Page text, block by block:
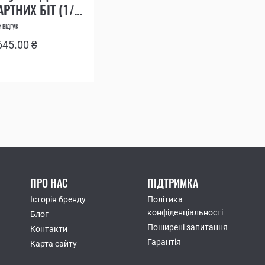
БІТ (1/4
BIT
₴
ПРО НАС
Історія бренду
Блог
Контакти
Карта сайту
ПІДТРИМКА
Політика
конфіденціальності
Поширені запитання
Гарантія